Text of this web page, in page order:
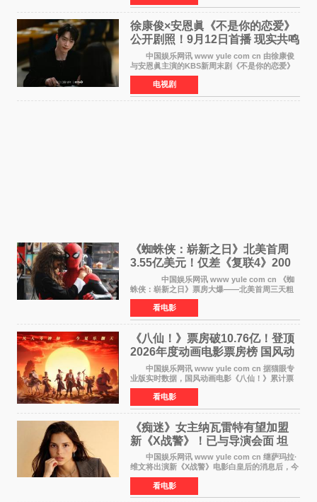
29日及本月1至2日
徐康俊×安恩眞《不是你的恋爱》
公开剧照！9月12日首播 现实共鸣
罗曼史来袭
中国娱乐网讯 www yule com cn 由徐康俊
与安恩眞主演的KBS新周末剧《不是你的恋爱》
于近日公开首波剧照，正式定档9月12日首
播。 剧照中，徐康俊与安恩眞并肩而坐，眼
神中流露出复杂而微
电视剧
《蜘蛛侠：崭新之日》北美首周
3.55亿美元！仅差《复联4》200
万 影史第二全球开画
中国娱乐网讯 www yule com cn 《蜘
蛛侠：崭新之日》票房大爆——北美首周三天粗
报3 55亿美元，仅比影史最高北美开画《复仇者
联盟4：终局之战》的3 571亿美元少200万出头，
精报调整后仍
看电影
《八仙！》票房破10.76亿！登顶
2026年度动画电影票房榜 国风动
画逆袭暑期档
中国娱乐网讯 www yule com cn 据猫眼专
业版实时数据，国风动画电影《八仙！》累计票
房突破10 76亿元，超过《熊出没·年年有熊》，
暂列2026年度动画影片票房榜冠军。该片自暑期
档登陆院线以
看电影
《痴迷》女主纳瓦雷特有望加盟
新《X战警》！已与导演会面 坦
言“魔形女一直很酷”
中国娱乐网讯 www yule com cn 继萨玛拉·
维文将出演新《X战警》电影白皇后的消息后，今
年暑期档大热恐怖片《痴迷》女主角印达·纳瓦雷
特也有望加盟这部备受瞩目的漫威新作——目前
还处于有
看电影